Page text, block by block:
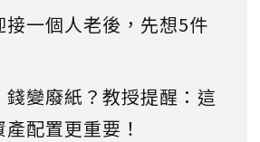
接一個人老後，先想5件
變廢紙？教授提醒：這
配置更重要！